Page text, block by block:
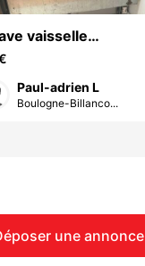
vaisselle
Paul-adrien L
Boulogne-Billanco...
une annonce